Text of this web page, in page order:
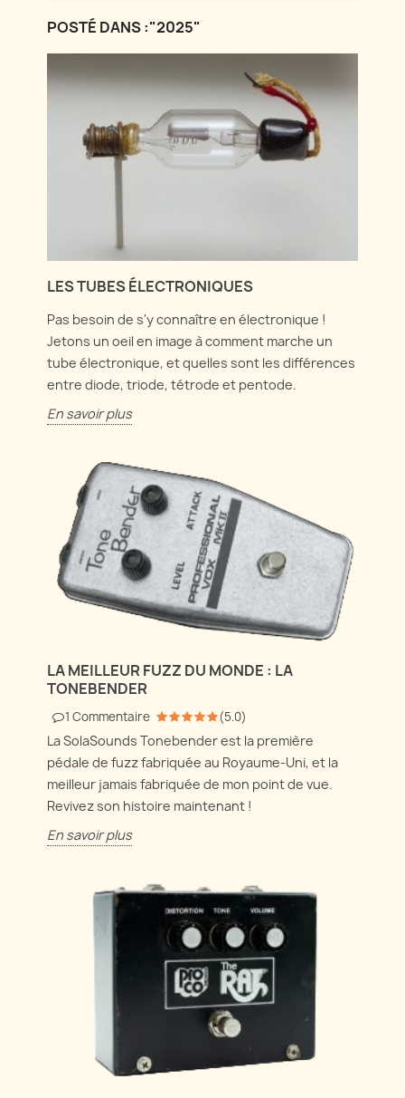
POSTÉ DANS :"2025"
LES TUBES ÉLECTRONIQUES
Pas besoin de s'y connaître en électronique !
Jetons un oeil en image à comment marche un
tube électronique, et quelles sont les différences
entre diode, triode, tétrode et pentode.
En savoir plus
LA MEILLEUR FUZZ DU MONDE : LA
TONEBENDER
1 Commentaire (5.0)
La SolaSounds Tonebender est la première
pédale de fuzz fabriquée au Royaume-Uni, et la
meilleur jamais fabriquée de mon point de vue.
Revivez son histoire maintenant !
En savoir plus